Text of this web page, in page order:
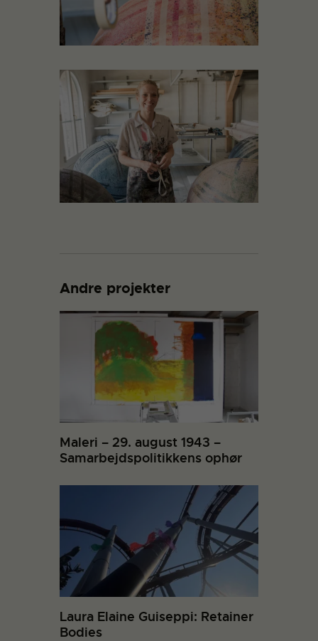
Andre projekter
Maleri – 29. august 1943 –
Samarbejdspolitikkens ophør
Laura Elaine Guiseppi: Retainer
Bodies